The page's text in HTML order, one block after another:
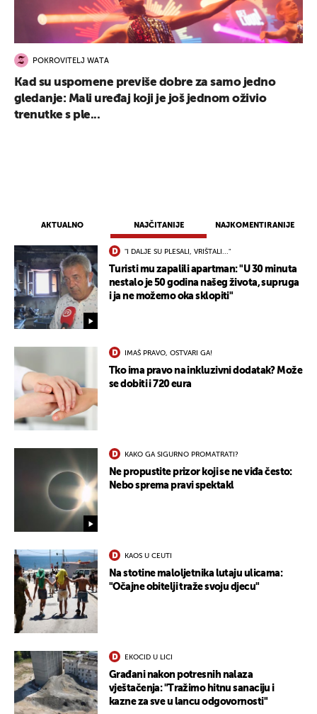
AKTUALNO NAJČITANIJE NAJKOMENTIRANIJE
"I DALJE SU PLESALI, VRIŠTALI..."
Turisti mu zapalili apartman: "U 30 minuta
nestalo je 50 godina našeg života, supruga
i ja ne možemo oka sklopiti"
IMAŠ PRAVO, OSTVARI GA!
Tko ima pravo na inkluzivni dodatak? Može
se dobiti i 720 eura
KAKO GA SIGURNO PROMATRATI?
Ne propustite prizor koji se ne viđa često:
Nebo sprema pravi spektakl
KAOS U CEUTI
Na stotine maloljetnika lutaju ulicama:
"Očajne obitelji traže svoju djecu"
EKOCID U LICI
Građani nakon potresnih nalaza
vještačenja: "Tražimo hitnu sanaciju i
kazne za sve u lancu odgovornosti"
POKROVITELJ WATA
Kad su uspomene previše dobre za samo jedno
gledanje: Mali uređaj koji je još jednom oživio
trenutke s ple...
UKLJUČITE NOTIFIKACIJE